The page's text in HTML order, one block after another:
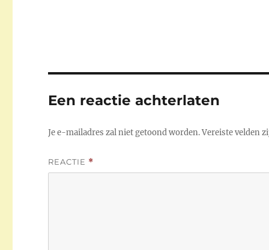
Een reactie achterlaten
Je e-mailadres zal niet getoond worden.Vereiste velden
REACTIE *